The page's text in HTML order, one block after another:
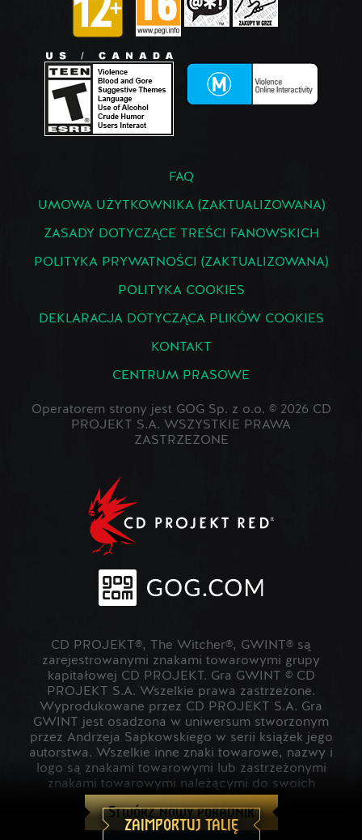
Stwórz nowy poradnik
ZAIMPORTUJ TALIĘ
FAQ
UMOWA UŻYTKOWNIKA (ZAKTUALIZOWANA)
ZASADY DOTYCZĄCE TREŚCI FANOWSKICH
POLITYKA PRYWATNOŚCI (ZAKTUALIZOWANA)
POLITYKA COOKIES
DEKLARACJA DOTYCZĄCA PLIKÓW COOKIES
KONTAKT
CENTRUM PRASOWE
Operatorem strony jest GOG Sp. z o.o. © 2026 CD
PROJEKT S.A. WSZYSTKIE PRAWA
ZASTRZEŻONE
CD PROJEKT®, The Witcher®, GWINT® są
zarejestrowanymi znakami towarowymi grupy
kapitałowej CD PROJEKT. Gra GWINT © CD
PROJEKT S.A. Wszelkie prawa zastrzeżone.
Wyprodukowane przez CD PROJEKT S.A. Gra
GWINT jest osadzona w uniwersum stworzonym
przez Andrzeja Sapkowskiego w serii książek jego
autorstwa. Wszelkie inne znaki towarowe, nazwy i
logo są znakami towarowymi lub zastrzeżonymi
znakami towarowymi należącymi do swoich
prawowitych właścicieli.